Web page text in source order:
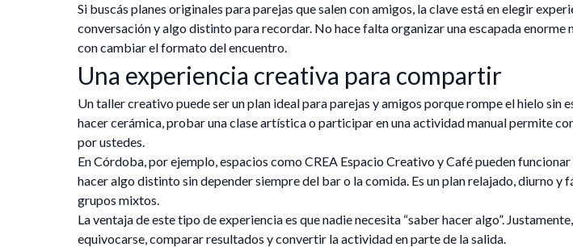
Si buscás planes originales para parejas que salen con amigos, la clave está en elegir
conversación y algo distinto para recordar. No hace falta organizar una escapada enorme
con cambiar el formato del encuentro.
Una experiencia creativa para compartir
Un taller creativo puede ser un plan ideal para parejas y amigos porque rompe el hielo sin
hacer cerámica, probar una clase artística o participar en una actividad manual permite
por ustedes.
En Córdoba, por ejemplo, espacios como CREA Espacio Creativo y Café pueden
hacer algo distinto sin depender siempre del bar o la comida. Es un plan relajado, diurno y
grupos mixtos.
La ventaja de este tipo de experiencia es que nadie necesita “saber hacer algo”.
equivocarse, comparar resultados y convertir la actividad en parte de la salida.